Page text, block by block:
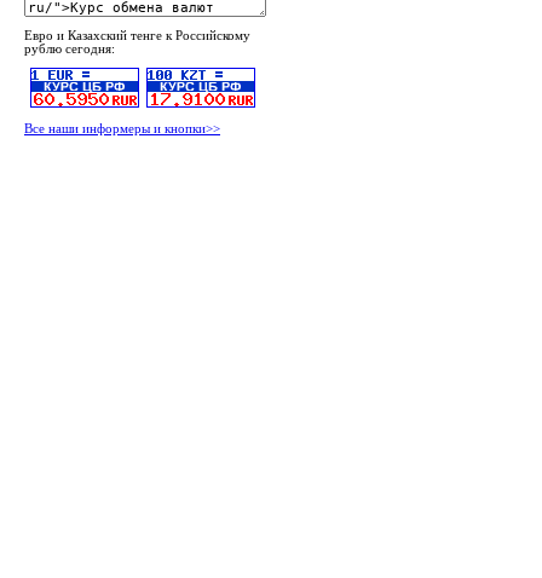
Евро и Казахский тенге к Российскому
рублю сегодня:
Все наши информеры и кнопки>>